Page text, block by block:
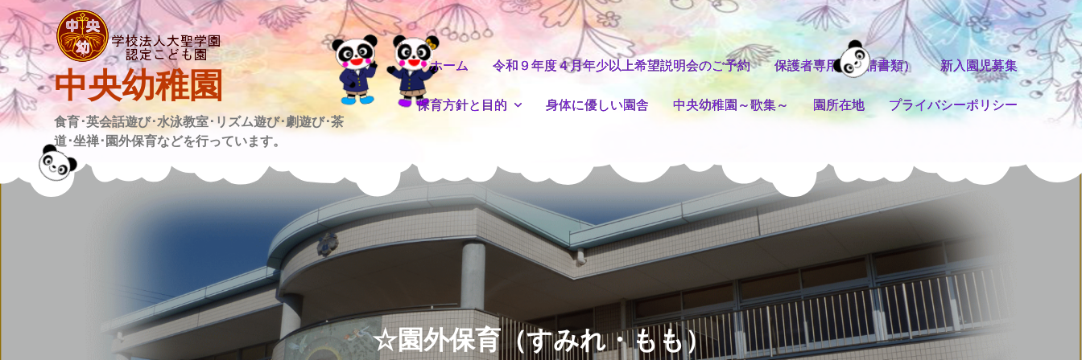
Skip
to
content
中央幼稚園
食育･英会話遊び･水泳教室･リズム遊び･劇遊び･茶
道･坐禅･園外保育などを行っています。
ホーム 令和９年度４月年少以上希望説明会のご予約 保護者専用（申請書類） 新入園児募集
保育方針と目的 身体に優しい園舎 中央幼稚園～歌集～ 園所在地 プライバシーポリシー
☆園外保育（すみれ・もも）